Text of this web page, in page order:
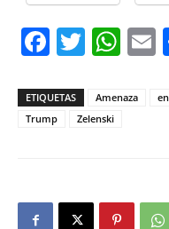
ETIQUETAS Amenaza
Trump
Zelenski